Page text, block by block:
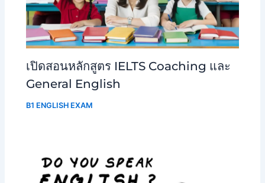
เปิดสอนหลักสูตร IELTS Coaching และ
General English
B1 ENGLISH EXAM